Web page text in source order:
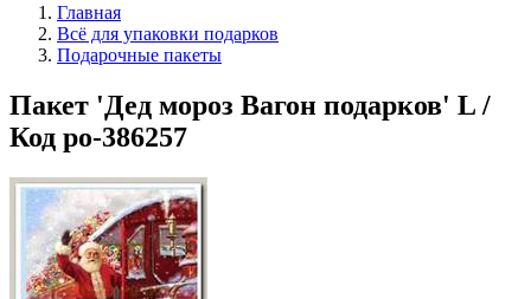
Главная
Всё для упаковки подарков
Подарочные пакеты
Пакет 'Дед мороз Вагон подарков' L /
Код po-386257